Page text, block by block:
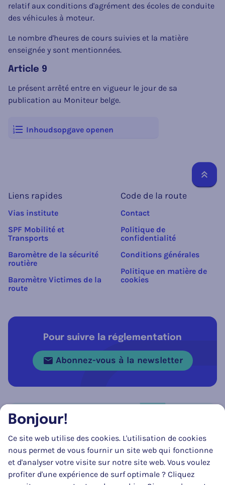
Inhoudsopgave openen
relatif aux conditions d'agrément des écoles de conduite
des véhicules à moteur.
Le nombre d'heures de cours suivies et la matière
enseignée y sont mentionnées.
Article 9
Le présent arrêté entre en vigueur le jour de sa
publication au Moniteur belge.
Liens rapides
Vias institute
SPF Mobilité et
Transports
Baromètre de la sécurité
routière
Baromètre Victimes de la
route
Code de la route
Contact
Politique de
confidentialité
Conditions générales
Politique en matière de
cookies
Pour suivre la réglementation
Abonnez-vous à la newsletter
Suivez-nous sur
FacebookInstagramLinkedIn
Bonjour!
Ce site web utilise des cookies. L'utilisation de cookies
nous permet de vous fournir un site web qui fonctionne
et d'analyser votre visite sur notre site web. Vous voulez
profiter d'une expérience de surf optimale ? Cliquez